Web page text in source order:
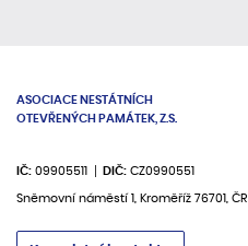
ASOCIACE NESTÁTNÍCH
OTEVŘENÝCH PAMÁTEK, Z.S.
IČ: 09905511 DIČ: CZ0990551
Sněmovní náměstí 1, Kroměříž 76701, ČR